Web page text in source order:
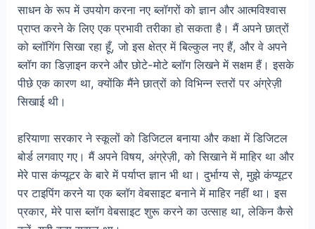
साधन के रूप में उपयोग करना नए ब्लॉगरों को ज्ञान और आत्मविश्वास
प्राप्त करने के लिए एक प्रभावी तरीका हो सकता है। मैं अपने छात्रों
को ब्लॉगिंग सिखा रहा हूँ, जो इस क्षेत्र में बिल्कुल नए हैं, और वे अपने
ब्लॉग का डिज़ाइन करने और छोटे-मोटे ब्लॉग लिखने में सक्षम हैं। इसके
पीछे एक कारण था, क्योंकि मैंने छात्रों को विभिन्न स्तरों पर अंग्रेज़ी
सिखाई थी।
हरियाणा सरकार ने स्कूलों को डिजिटल बनाया और कक्षा में डिजिटल
बोर्ड लगवाए गए। मैं अपने विषय, अंग्रेज़ी, को सिखाने में माहिर था और
मेरे पास कंप्यूटर के बारे में पर्याप्त ज्ञान भी था। दुर्भाग्य से, मुझे कंप्यूटर
पर टाइपिंग करने या एक ब्लॉग वेबसाइट बनाने में माहिर नहीं था। इस
प्रकार, मेरे पास ब्लॉग वेबसाइट शुरू करने का उत्साह था, लेकिन कैसे